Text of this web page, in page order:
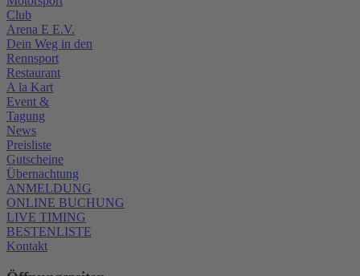
Club
Arena E E.V.
Dein Weg in den
Rennsport
Restaurant
A la Kart
Event &
Tagung
News
Preisliste
Gutscheine
Übernachtung
ANMELDUNG
ONLINE BUCHUNG
LIVE TIMING
BESTENLISTE
Kontakt